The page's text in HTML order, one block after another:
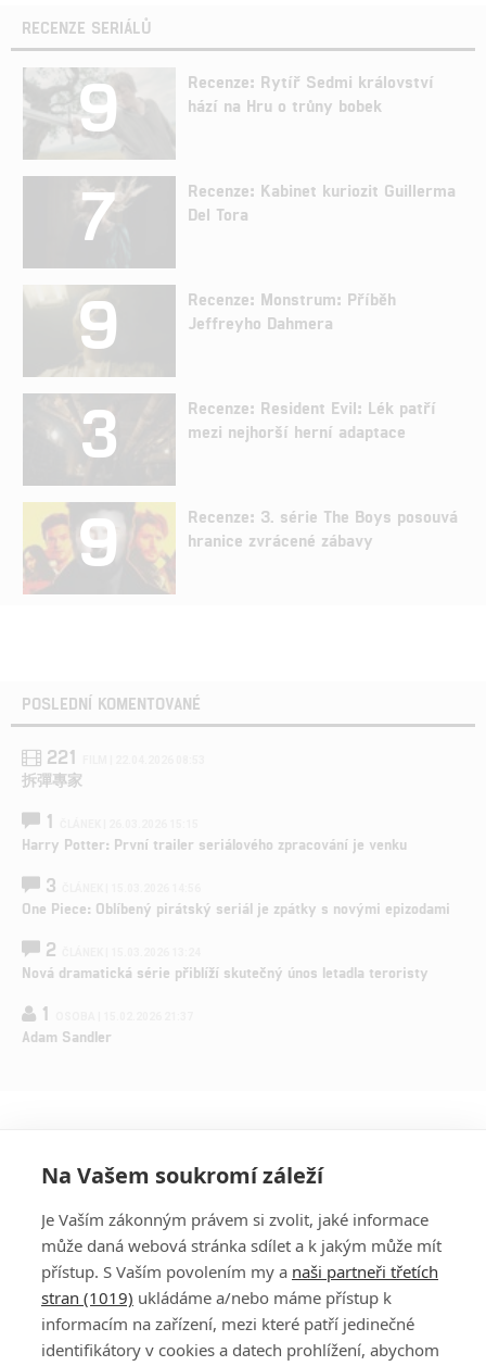
RECENZE SERIÁLŮ
9
Recenze: Rytíř Sedmi království
hází na Hru o trůny bobek
7
Recenze: Kabinet kuriozit Guillerma
Del Tora
9
Recenze: Monstrum: Příběh
Jeffreyho Dahmera
3
Recenze: Resident Evil: Lék patří
mezi nejhorší herní adaptace
9
Recenze: 3. série The Boys posouvá
hranice zvrácené zábavy
POSLEDNÍ KOMENTOVANÉ
221
拆彈專家
1
Harry Potter: První trailer seriálového zpracování je venku
3
One Piece: Oblíbený pirátský seriál je zpátky s novými epizodami
2
Nová dramatická série přiblíží skutečný únos letadla teroristy
1
Adam Sandler
PŘIHLÁSIT
REGISTROVAT
DISKUZE
Na Vašem soukromí záleží
Je Vaším zákonným právem si zvolit, jaké informace
může daná webová stránka sdílet a k jakým může mít
přístup. S Vaším povolením my a naši partneři třetích
stran (1019) ukládáme a/nebo máme přístup k
informacím na zařízení, mezi které patří jedinečné
identifikátory v cookies a datech prohlížení, abychom